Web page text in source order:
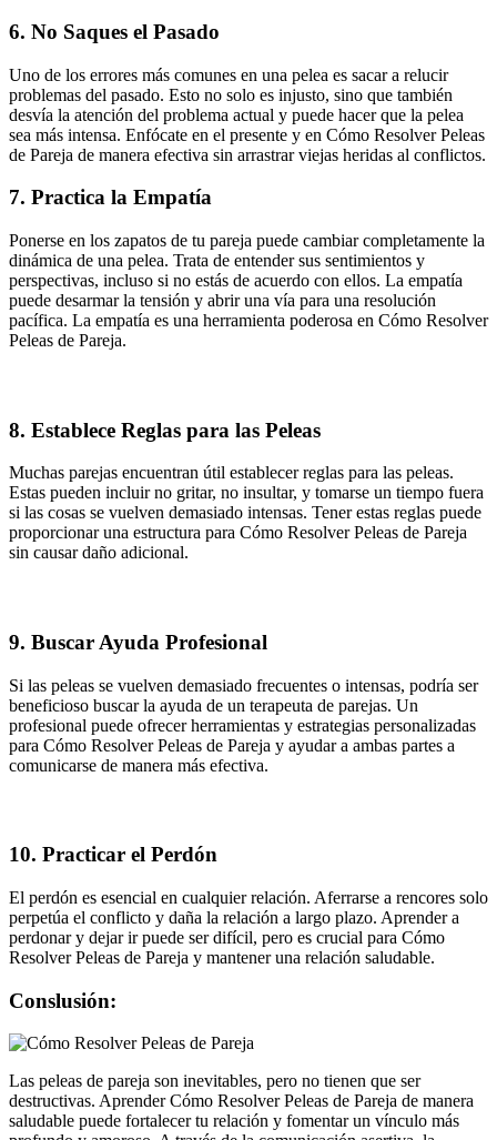
6. No Saques el Pasado
Uno de los errores más comunes en una pelea es sacar a relucir
problemas del pasado. Esto no solo es injusto, sino que también
desvía la atención del problema actual y puede hacer que la pelea
sea más intensa. Enfócate en el presente y en Cómo Resolver Peleas
de Pareja de manera efectiva sin arrastrar viejas heridas al conflictos.
7. Practica la Empatía
Ponerse en los zapatos de tu pareja puede cambiar completamente la
dinámica de una pelea. Trata de entender sus sentimientos y
perspectivas, incluso si no estás de acuerdo con ellos. La empatía
puede desarmar la tensión y abrir una vía para una resolución
pacífica. La empatía es una herramienta poderosa en Cómo Resolver
Peleas de Pareja.
8. Establece Reglas para las Peleas
Muchas parejas encuentran útil establecer reglas para las peleas.
Estas pueden incluir no gritar, no insultar, y tomarse un tiempo fuera
si las cosas se vuelven demasiado intensas. Tener estas reglas puede
proporcionar una estructura para Cómo Resolver Peleas de Pareja
sin causar daño adicional.
9. Buscar Ayuda Profesional
Si las peleas se vuelven demasiado frecuentes o intensas, podría ser
beneficioso buscar la ayuda de un terapeuta de parejas. Un
profesional puede ofrecer herramientas y estrategias personalizadas
para Cómo Resolver Peleas de Pareja y ayudar a ambas partes a
comunicarse de manera más efectiva.
10. Practicar el Perdón
El perdón es esencial en cualquier relación. Aferrarse a rencores solo
perpetúa el conflicto y daña la relación a largo plazo. Aprender a
perdonar y dejar ir puede ser difícil, pero es crucial para Cómo
Resolver Peleas de Pareja y mantener una relación saludable.
Conslusión:
Las peleas de pareja son inevitables, pero no tienen que ser
destructivas. Aprender Cómo Resolver Peleas de Pareja de manera
saludable puede fortalecer tu relación y fomentar un vínculo más